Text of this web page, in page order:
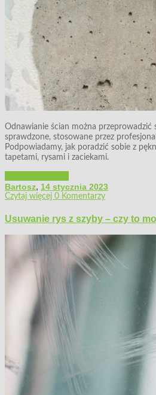
Odnawianie ścian można przeprowadzić
sprawdzone, stosowane przez
Podpowiadamy, jak poradzić sobie z
tapetami, rysami i zaciekami.
Bartosz, 14 stycznia 2023
Czytaj więcej 0 Komentarzy
Usuwanie rys z szyby – czy to